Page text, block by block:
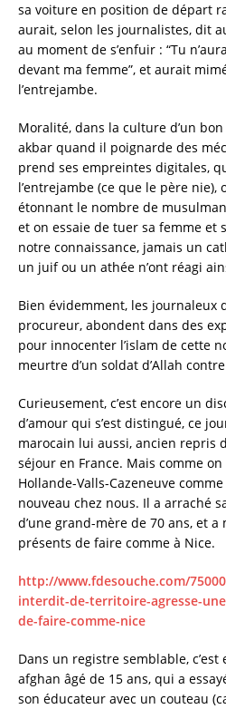
sa voiture en position de départ
aurait, selon les journalistes, dit
au moment de s’enfuir : “Tu
devant ma femme”, et aurait
l’entrejambe.
Moralité, dans la culture d’un
akbar quand il poignarde des
prend ses empreintes digitales,
l’entrejambe (ce que le père nie),
étonnant le nombre de
et on essaie de tuer sa femme et
notre connaissance, jamais un
un juif ou un athée n’ont réagi
Bien évidemment, les journaleux
procureur, abondent dans des
pour innocenter l’islam de cette
meurtre d’un soldat d’Allah
Curieusement, c’est encore un
d’amour qui s’est distingué, ce
marocain lui aussi, ancien repris
séjour en France. Mais comme
Hollande-Valls-Cazeneuve
nouveau chez nous. Il a arraché
d’une grand-mère de 70 ans, et a
présents de faire comme à Nice.
http://www.fdesouche.com/
interdit-de-territoire-agresse-
de-faire-comme-nice
Dans un registre semblable, c’est
afghan âgé de 15 ans, qui a
son éducateur avec un couteau